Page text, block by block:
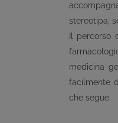
stereotipa,
Il
medicina
facilmente
che segue.